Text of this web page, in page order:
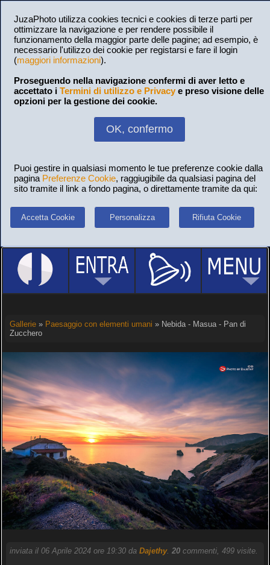
JuzaPhoto utilizza cookies tecnici e cookies di terze parti per
ottimizzare la navigazione e per rendere possibile il
funzionamento della maggior parte delle pagine; ad esempio, è
necessario l'utilizzo dei cookie per registarsi e fare il login
(maggiori informazioni).
Proseguendo nella navigazione confermi di aver letto e
accettato i Termini di utilizzo e Privacy e preso visione delle
opzioni per la gestione dei cookie.
OK, confermo
Puoi gestire in qualsiasi momento le tue preferenze cookie dalla
pagina Preferenze Cookie, raggiugibile da qualsiasi pagina del
sito tramite il link a fondo pagina, o direttamente tramite da qui:
Accetta Cookie Personalizza Rifiuta Cookie
Gallerie» Paesaggio con elementi umani » Nebida - Masua - Pan di
Zucchero
inviata il 06 Aprile 2024 ore 19:30 da Dajethy. 20commenti, 499 visite.